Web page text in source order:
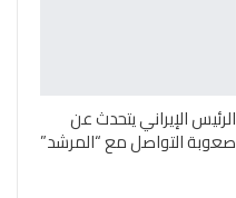
الرئيس الإيراني يتحدث عن
صعوبة التواصل مع “المرشد”